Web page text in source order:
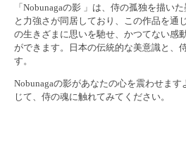
「Nobunagaの影 」は、侍の孤独を描い
と力強さが同居しており、この作品を通
の生きざまに思いを馳せ、かつてない感
ができます。日本の伝統的な美意識と、
す。
Nobunagaの影があなたの心を震わせま
じて、侍の魂に触れてみてください。